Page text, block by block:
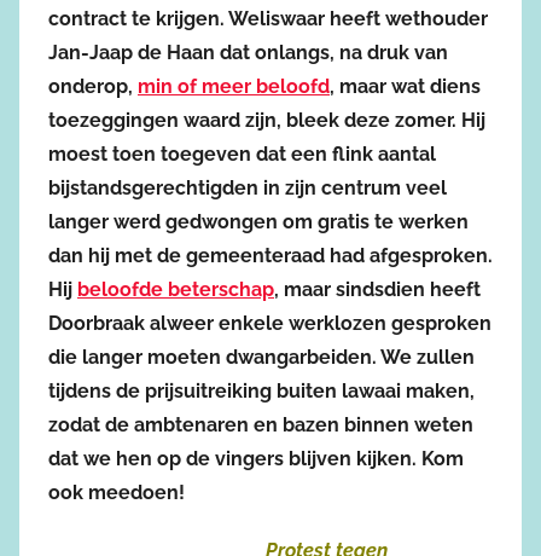
contract te krijgen. Weliswaar heeft wethouder
Jan-Jaap de Haan dat onlangs, na druk van
onderop, min of meer beloofd, maar wat diens
toezeggingen waard zijn, bleek deze zomer. Hij
moest toen toegeven dat een flink aantal
bijstandsgerechtigden in zijn centrum veel
langer werd gedwongen om gratis te werken
dan hij met de gemeenteraad had afgesproken.
Hij beloofde beterschap, maar sindsdien heeft
Doorbraak alweer enkele werklozen gesproken
die langer moeten dwangarbeiden. We zullen
tijdens de prijsuitreiking buiten lawaai maken,
zodat de ambtenaren en bazen binnen weten
dat we hen op de vingers blijven kijken. Kom
ook meedoen!
Protest tegen